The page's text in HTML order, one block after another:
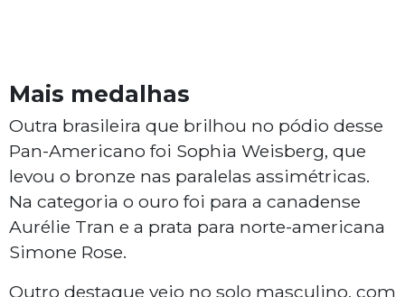
Mais medalhas
Outra brasileira que brilhou no pódio desse
Pan-Americano foi Sophia Weisberg, que
levou o bronze nas paralelas assimétricas.
Na categoria o ouro foi para a canadense
Aurélie Tran e a prata para norte-americana
Simone Rose.
Outro destaque veio no solo masculino, com